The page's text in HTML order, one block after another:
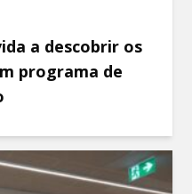
a descobrir os
programa de